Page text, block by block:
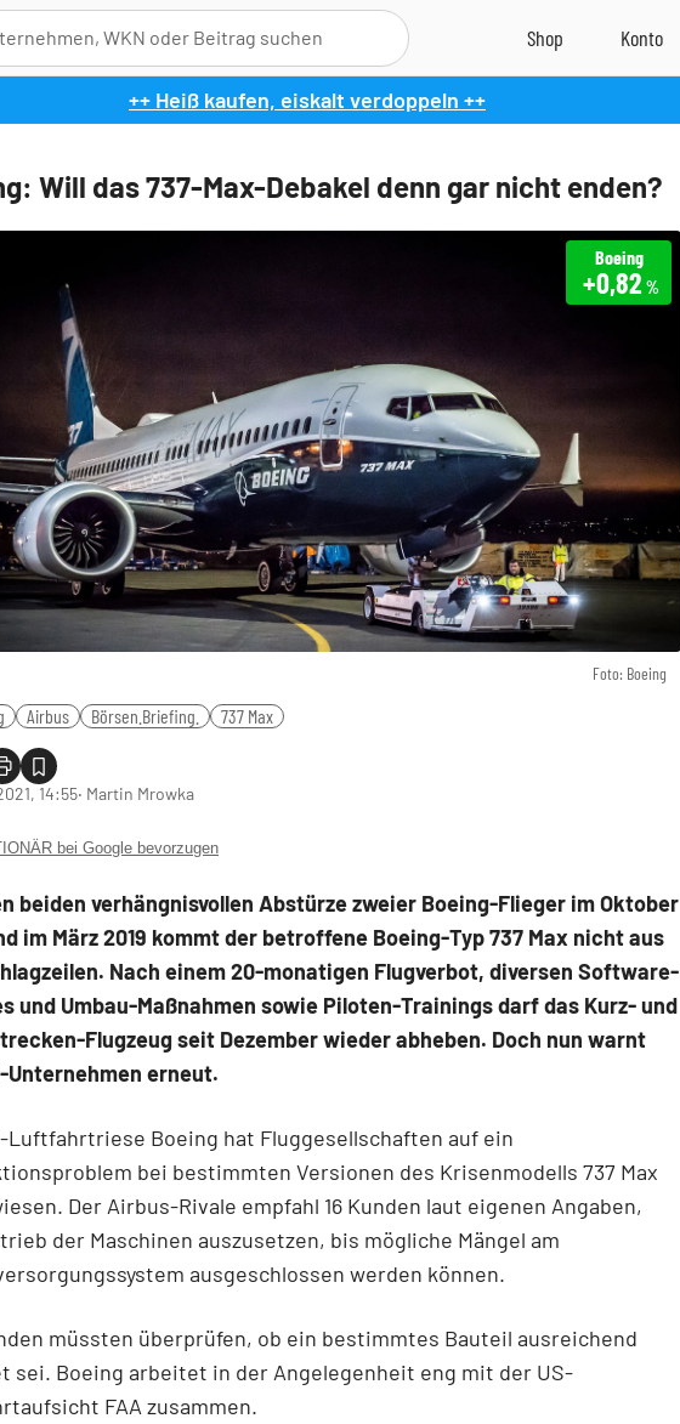
++ Heiß kaufen, eiskalt verdoppeln ++
Will das 737-Max-Debakel denn gar nicht enden?
Foto: Boeing
Boeing
+0,82%
Airbus Börsen.Briefing. 737 Max
14:55‧ Martin Mrowka
bei Google bevorzugen
beiden verhängnisvollen Abstürze zweier Boeing-Flieger im Oktober
im März 2019 kommt der betroffene Boeing-Typ 737 Max nicht aus
Nach einem 20-monatigen Flugverbot, diversen Software-
und Umbau-Maßnahmen sowie Piloten-Trainings darf das Kurz- und
Flugzeug seit Dezember wieder abheben. Doch nun warnt
Unternehmen erneut.
Luftfahrtriese Boeing hat Fluggesellschaften auf ein
bei bestimmten Versionen des Krisenmodells 737 Max
Der Airbus-Rivale empfahl 16 Kunden laut eigenen Angaben,
der Maschinen auszusetzen, bis mögliche Mängel am
ausgeschlossen werden können.
müssten überprüfen, ob ein bestimmtes Bauteil ausreichend
sei. Boeing arbeitet in der Angelegenheit eng mit der US-
FAA zusammen.